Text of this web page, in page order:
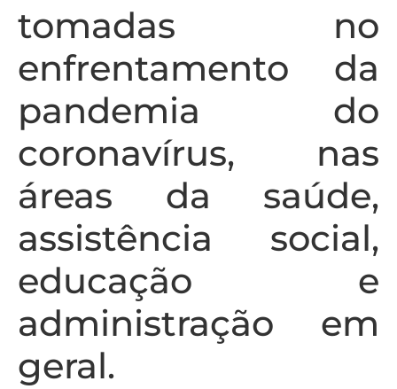
tomadas no
enfrentamento da
pandemia do
coronavírus, nas
áreas da saúde,
assistência social,
educação e
administração em
geral.